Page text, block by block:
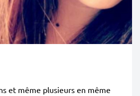
et même plusieurs en même